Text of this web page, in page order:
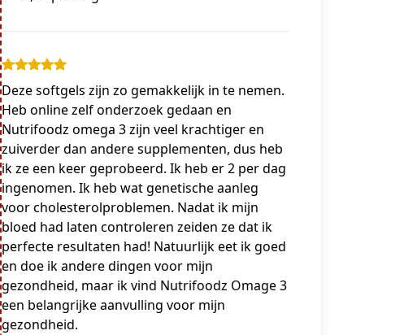
Deze softgels zijn zo gemakkelijk in te nemen.
Heb online zelf onderzoek gedaan en
Nutrifoodz omega 3 zijn veel krachtiger en
zuiverder dan andere supplementen, dus heb
ik ze een keer geprobeerd. Ik heb er 2 per dag
ingenomen. Ik heb wat genetische aanleg
voor cholesterolproblemen. Nadat ik mijn
bloed had laten controleren zeiden ze dat ik
perfecte resultaten had! Natuurlijk eet ik goed
en doe ik andere dingen voor mijn
gezondheid, maar ik vind Nutrifoodz Omage 3
een belangrijke aanvulling voor mijn
gezondheid.